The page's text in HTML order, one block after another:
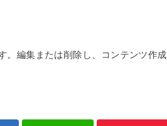
。編集または削除し、コンテンツ作成